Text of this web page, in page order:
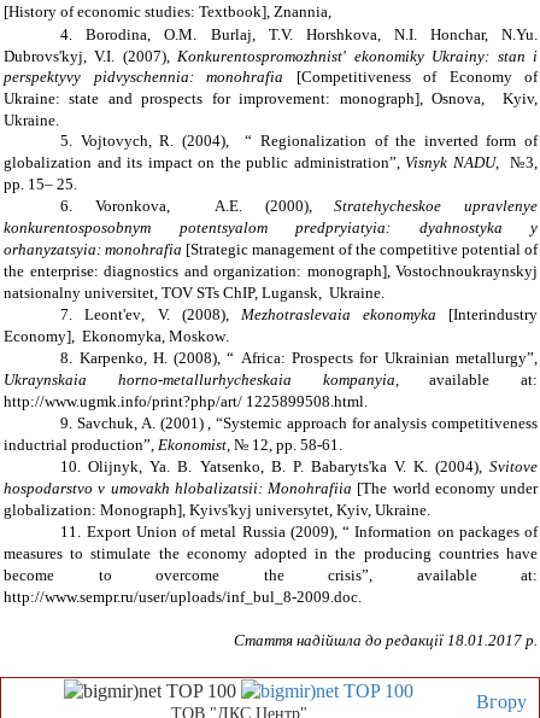
[History of economic studies: Textbook], Znannia,
4. Borodina, O.M. Burlaj, T.V. Horshkova, N.I. Honchar, N.Yu.
Dubrovs'kyj ,V.I. (2007), Konkurentospromozhnist' ekonomiky Ukrainy: stan i
perspektyvy pidvyschennia: monohrafia [Competitiveness of Economy of
Ukraine: state and prospects for improvement: monograph],Osnova , Kyiv,
Ukraine.
5. Vojtovych, R. (2004), “ Regionalization of the inverted form of
globalization and its impact on the public administration”, Visnyk NADU, №3
pp. 15– 25.
6. Voronkova, A.E. (2000),Stratehycheskoe upravlenye
konkurentosposobnym potentsyalom predpryiatyia: dyahnostyka y
orhanyzatsyia: monohrafia [Strategic management of the competitive potential of
the enterprise: diagnostics and organization: monograph], Vostochnoukraynskyj
natsionalny universitet, TOV STs ChIP, Lugansk,
Ukraine.
7. Leont'ev
V. (2008), Mezhotraslevaia ekonomyka [Interindustry
Economy], Ekonomyka, Moskow.
8. Karpenko, H. (2008), “ Africa:Prospects for Ukrainian metallurgy”
Ukraynskaia horno-metallurhycheskaia kompanyia , available at:
http://www.ugmk.info/print?php/art/ 1225899508.html.
9. Savchuk A. (2001), “Systemic approach for analysis competitiveness
inductrial production”, Ekonomist № 12 , pp . 58-61.
10. Olijnyk
Ya. B. Yatsenko , B. P. Babaryts'ka V. K. (2004),Svitove
hospodarstvo v umovakh hlobalizatsii: Monohrafiia [The world economy under
globalization: Monograph], Kyivs'kyj universytet, Kyiv, Ukraine
11. Export Union of metal Russia (2009), “ Information on packages of
measures to stimulate the economy adopted in the producing countries have
become to overcome the crisis” , available at:
http://www.sempr.ru/user/uploads/inf_bul_8-2009.doc.
Стаття надійшла до редакції 18 .01 .2017 р.
Вгору
ТОВ "ДКС Центр"